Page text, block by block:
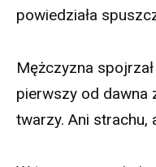
powiedziała
Mężczyzna
pierwszy od dawna
twarzy. Ani strachu,